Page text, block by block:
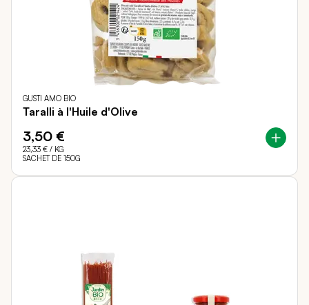
GUSTI AMO BIO
Taralli à l'Huile d'Olive
3,50 €
23,33 € / KG
SACHET DE 150G